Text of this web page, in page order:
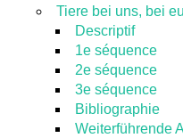
Tiere bei uns, bei
Descriptif
1e séquence
2e séquence
3e séquence
Bibliographie
Weiterführende